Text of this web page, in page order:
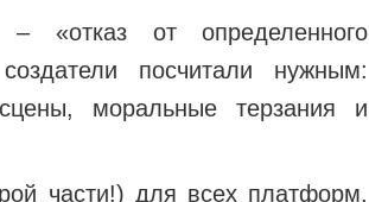
«отказ от определенного
посчитали нужным:
моральные терзания и
части!) для всех платформ,